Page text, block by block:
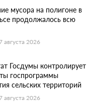
мусора на полигоне в
продолжалось всю
августа 2026
Госдумы контролирует
госпрограммы
сельских территорий
августа 2026